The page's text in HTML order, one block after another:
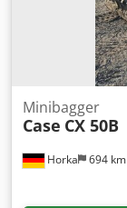
Horka 694 km
Minibagger
Case CX 50B